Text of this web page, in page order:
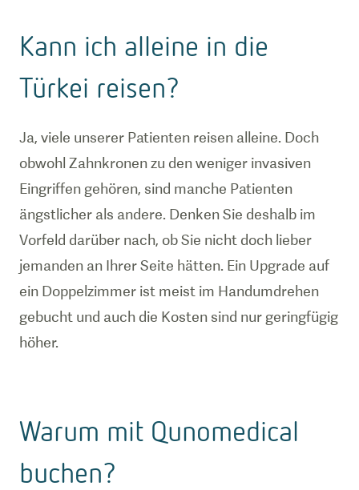
Kann ich alleine in die
Türkei reisen?
Ja, viele unserer Patienten reisen alleine. Doch
obwohl Zahnkronen zu den weniger invasiven
Eingriffen gehören, sind manche Patienten
ängstlicher als andere. Denken Sie deshalb im
Vorfeld darüber nach, ob Sie nicht doch lieber
jemanden an Ihrer Seite hätten. Ein Upgrade auf
ein Doppelzimmer ist meist im Handumdrehen
gebucht und auch die Kosten sind nur geringfügig
höher.
Warum mit Qunomedical
buchen?